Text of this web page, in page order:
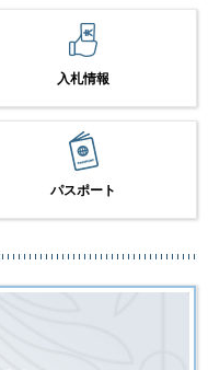
入札情報
パスポート